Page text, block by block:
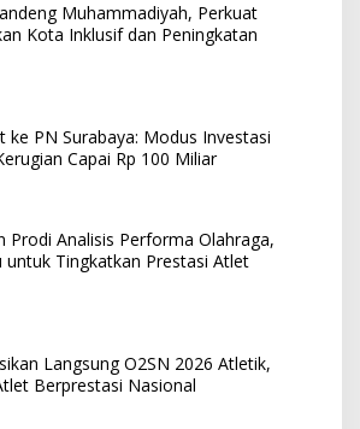
Muhammadiyah, Perkuat
Kota Inklusif dan Peningkatan
ke PN Surabaya: Modus Investasi
Capai Rp 100 Miliar
Prodi Analisis Performa Olahraga,
untuk Tingkatkan Prestasi Atlet
Langsung O2SN 2026 Atletik,
Berprestasi Nasional